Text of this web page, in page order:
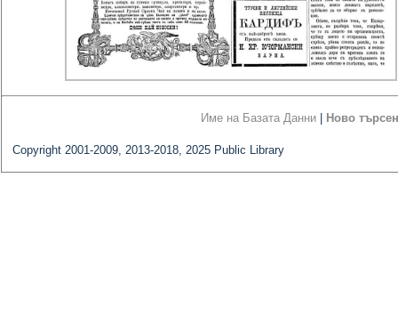
Име на Базата Данни Ново
Copyright 2001-2009, 2013-2018, 2025 Public Library